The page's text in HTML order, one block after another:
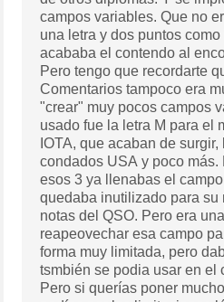
campos variables. Que no
una letra y dos puntos
acababa el contendo al
Pero tengo que recordarte
Comentarios tampoco era
"crear" muy pocos campos
usado fue la letra M para el
IOTA, que acaban de
condados USA y poco
esos 3 ya llenabas el
quedaba inutilizado para su
notas del QSO. Pero era
reapeovechar esa campo
forma muy limitada, pero
tsmbién se podia usar en el
Pero si querías poner